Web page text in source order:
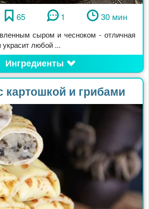
65 1 30 мин
сыром и чесноком - отличная
украсит любой ...
Ингредиенты
и грибами